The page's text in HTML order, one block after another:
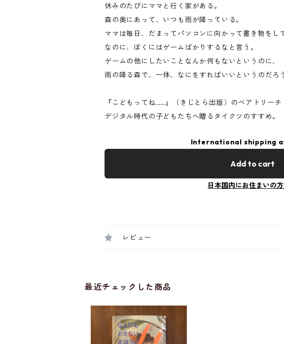
休みのたびにママと行く家がある。
森の奥にあって、いつも雨が降っている。
ママは毎日、だまってパソコンに向かって書き物をし
なのに、ぼくにはゲームばかりするなと言う。
ゲームの他にしたいことなんか何もないというのに、
雨の降る森で、一体、なにをすればいいというのだろ
『こどもってね……』（きじとら出版）のベアトリー
デジタル時代の子どもたちへ贈るタイクツのすすめ。
International shipping
Add to cart
日本国内にお住まいの
レビュー
最近チェックした商品